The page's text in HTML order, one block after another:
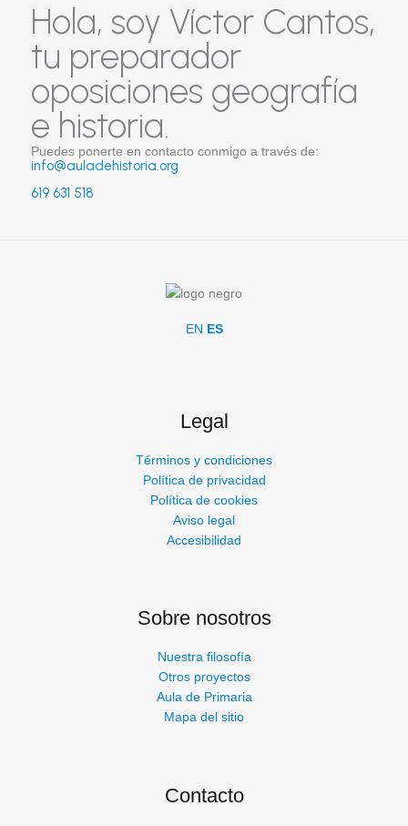
Hola, soy Víctor Cantos,
tu preparador
oposiciones geografía
e historia.
Puedes ponerte en contacto conmigo a través de:
info@auladehistoria.org
619 631 518
EN ES
Legal
Términos y condiciones
Política de privacidad
Política de cookies
Aviso legal
Accesibilidad
Sobre nosotros
Nuestra filosofía
Otros proyectos
Aula de Primaria
Mapa del sitio
Contacto